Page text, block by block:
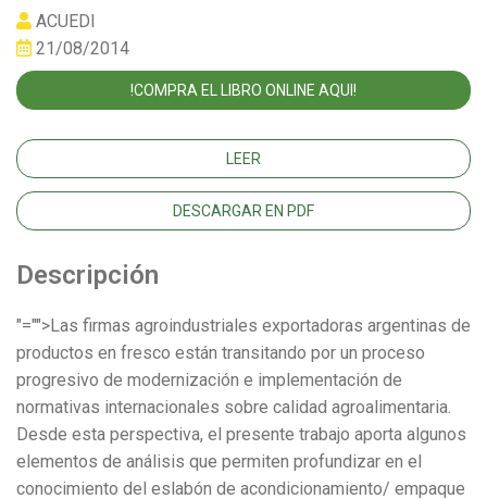
ACUEDI
21/08/2014
!COMPRA EL LIBRO ONLINE AQUI!
LEER
DESCARGAR EN PDF
Descripción
"="">Las firmas agroindustriales exportadoras argentinas de
productos en fresco están transitando por un proceso
progresivo de modernización e implementación de
normativas internacionales sobre calidad agroalimentaria.
Desde esta perspectiva, el presente trabajo aporta algunos
elementos de análisis que permiten profundizar en el
conocimiento del eslabón de acondicionamiento/ empaque